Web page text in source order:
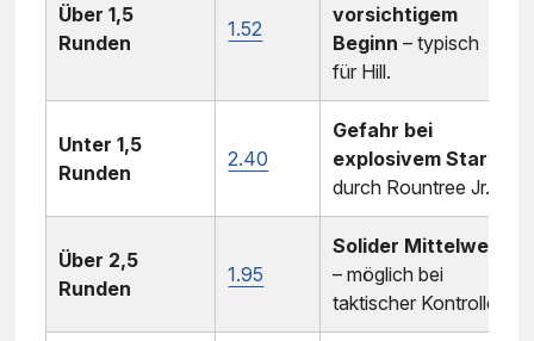
Über 1,5
Runden
1.52
vorsichtigem
Beginn – typisch
für Hill.
Unter 1,5
Runden
2.40
Gefahr bei
explosivem Start
durch Rountree Jr.
Über 2,5
Runden
1.95
Solider Mittelwert
– möglich bei
taktischer Kontrolle.